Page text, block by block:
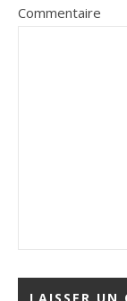
Commentaire